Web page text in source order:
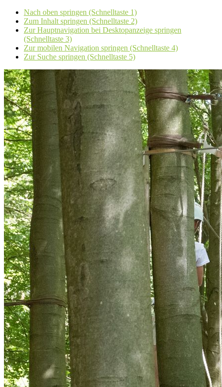
Nach oben springen (Schnelltaste 1)
Zum Inhalt springen (Schnelltaste 2)
Zur Hauptnavigation bei Desktopanzeige springen
(Schnelltaste 3)
Zur mobilen Navigation springen (Schnelltaste 4)
Zur Suche springen (Schnelltaste 5)